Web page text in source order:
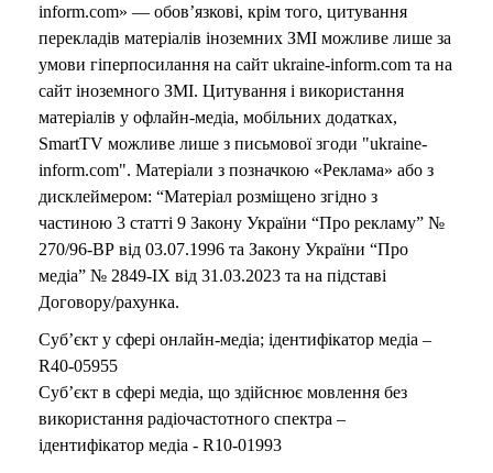
inform.com» — обов’язкові, крім того, цитування
перекладів матеріалів іноземних ЗМІ можливе лише за
умови гіперпосилання на сайт ukraine-inform.com та на
сайт іноземного ЗМІ. Цитування і використання
матеріалів у офлайн-медіа, мобільних додатках,
SmartTV можливе лише з письмової згоди "ukraine-
inform.com". Матеріали з позначкою «Реклама» або з
дисклеймером: “Матеріал розміщено згідно з
частиною 3 статті 9 Закону України “Про рекламу” №
270/96-ВР від 03.07.1996 та Закону України “Про
медіа” № 2849-IX від 31.03.2023 та на підставі
Договору/рахунка.
Суб’єкт у сфері онлайн-медіа; ідентифікатор медіа –
R40-05955
Суб’єкт в сфері медіа, що здійснює мовлення без
використання радіочастотного спектра –
ідентифікатор медіа - R10-01993